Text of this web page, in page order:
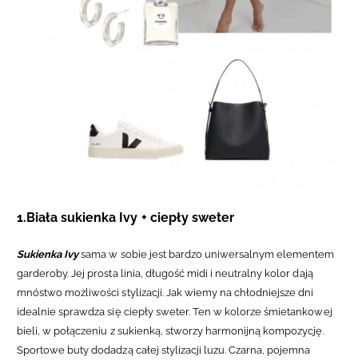
1.Biała sukienka Ivy + ciepły sweter
Sukienka Ivysama w sobie jest bardzo uniwersalnym elementem
garderoby. Jej prosta linia, długość midi i neutralny kolor dają
mnóstwo możliwości stylizacji. Jak wiemy na chłodniejsze dni
idealnie sprawdza się ciepły sweter. Ten w kolorze śmietankowej
bieli, w połączeniu z sukienką, stworzy harmonijną kompozycję.
Sportowe buty dodadzą całej stylizacji luzu. Czarna, pojemna